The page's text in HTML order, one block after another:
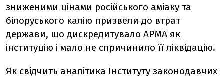
зниженими цінами російського аміаку та
білоруського калію призвели до втрат
держави, що дискредитувало АРМА як
інституцію і мало не спричинило її ліквідацію.
Як свідчить аналітика Інституту законодавчих